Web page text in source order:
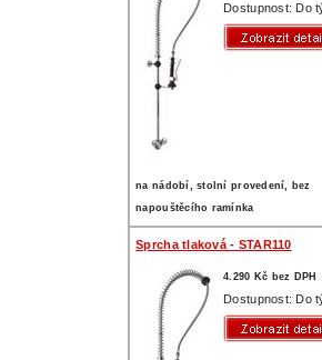
Dostupnost: Do
na nádobí, stolní provedení, bez
napouštěcího ramínka
Sprcha tlaková - STAR110
4.290 Kč bez DPH
Dostupnost: Do